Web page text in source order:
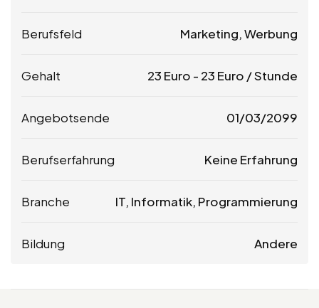
Berufsfeld Marketing, Werbung
Gehalt 23 Euro - 23 Euro / Stunde
Angebotsende 01/03/2099
Berufserfahrung Keine Erfahrung
Branche IT, Informatik, Programmierung
Bildung Andere